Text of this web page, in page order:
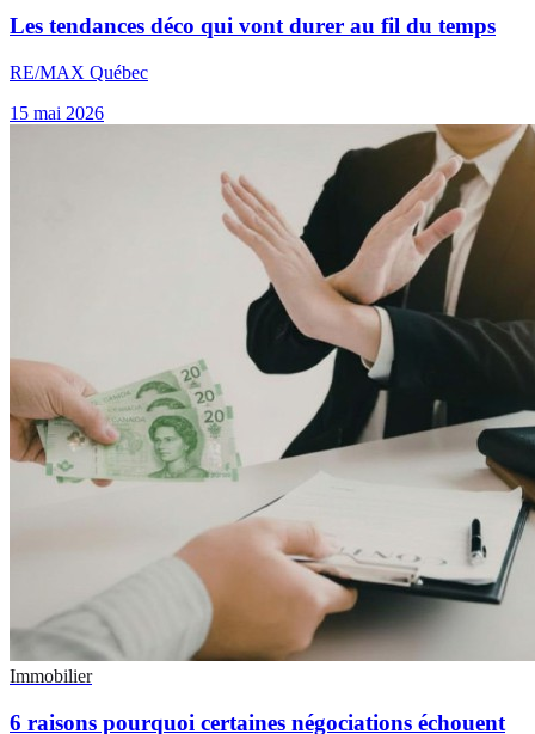
Les tendances déco qui vont durer au fil du temps
RE/MAX Québec
15 mai 2026
Immobilier
6 raisons pourquoi certaines négociations échouent